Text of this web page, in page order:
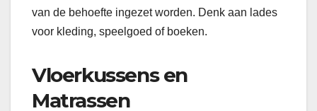
van de behoefte ingezet worden. Denk aan lades
voor kleding, speelgoed of boeken.
Vloerkussens en
Matrassen